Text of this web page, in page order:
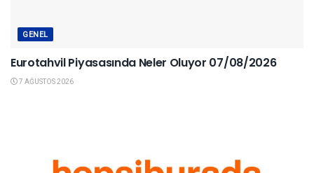
GENEL
Eurotahvil Piyasasında Neler Oluyor 07/08/2026
7 AĞUSTOS 2026